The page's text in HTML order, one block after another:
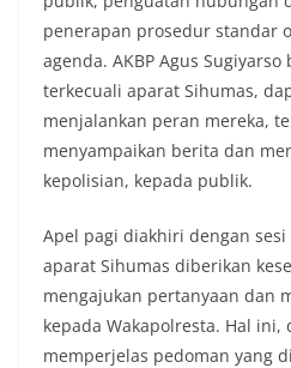
penerapan prosedur standar
agenda. AKBP Agus
terkecuali aparat Sihumas,
menjalankan peran mereka,
menyampaikan berita dan
kepolisian, kepada publik.
Apel pagi diakhiri dengan
aparat Sihumas diberikan
mengajukan pertanyaan dan
kepada Wakapolresta. Hal
memperjelas pedoman yang